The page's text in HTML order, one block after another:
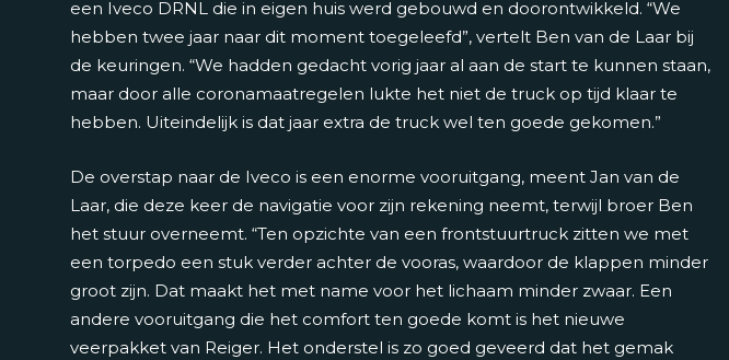
een Iveco DRNL die in eigen huis werd gebouwd en doorontwikkeld. “We
hebben twee jaar naar dit moment toegeleefd”, vertelt Ben van de Laar bij
de keuringen. “We hadden gedacht vorig jaar al aan de start te kunnen staan,
maar door alle coronamaatregelen lukte het niet de truck op tijd klaar te
hebben. Uiteindelijk is dat jaar extra de truck wel ten goede gekomen.”
De overstap naar de Iveco is een enorme vooruitgang, meent Jan van de
Laar, die deze keer de navigatie voor zijn rekening neemt, terwijl broer Ben
het stuur overneemt. “Ten opzichte van een frontstuurtruck zitten we met
een torpedo een stuk verder achter de vooras, waardoor de klappen minder
groot zijn. Dat maakt het met name voor het lichaam minder zwaar. Een
andere vooruitgang die het comfort ten goede komt is het nieuwe
veerpakket van Reiger. Het onderstel is zo goed geveerd dat het gemak